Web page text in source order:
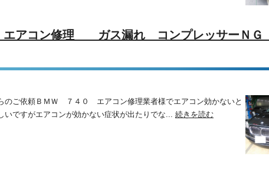
アコン修理 ガス漏れ コンプレッサーＮＧ
のご依頼ＢＭＷ ７４０ エアコン修理業者様でエアコン効かないと
いですがエアコンが効かない症状が出たりでな... 続きを読む